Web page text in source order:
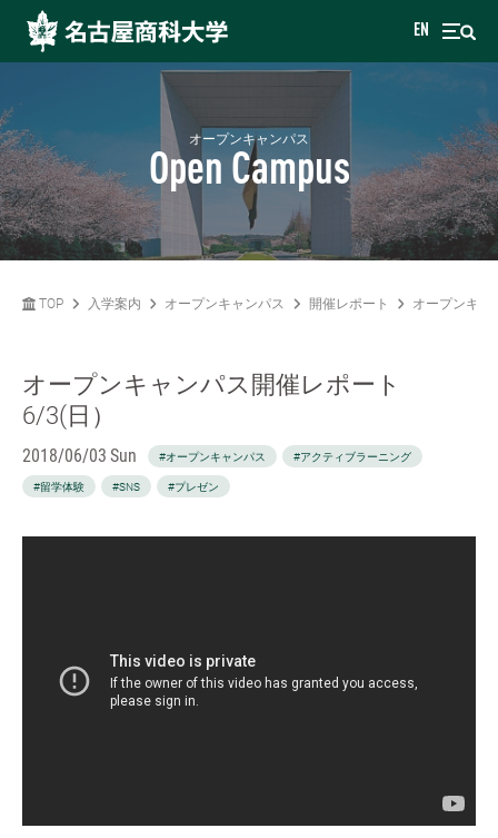
EN
オープンキャンパス
Open Campus
TOP 入学案内 オープンキャンパス 開催レポート オープンキャ
オープンキャンパス開催レポート
6/3(日）
2018/06/03 Sun #オープンキャンパス #アクティブラーニング
#留学体験 #SNS #プレゼン